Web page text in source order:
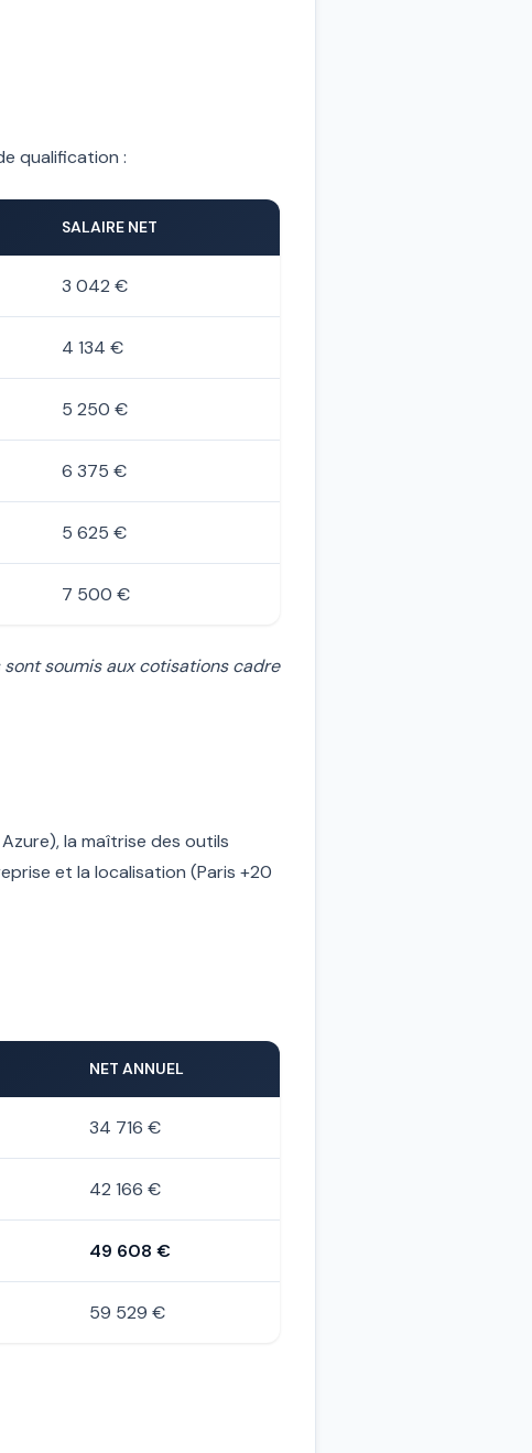
qualification :
SALAIRE NET
3 042 €
4 134 €
5 250 €
6 375 €
5 625 €
7 500 €
soumis aux cotisations cadre
la maîtrise des outils
et la localisation (Paris +20
NET ANNUEL
34 716 €
42 166 €
49 608 €
59 529 €